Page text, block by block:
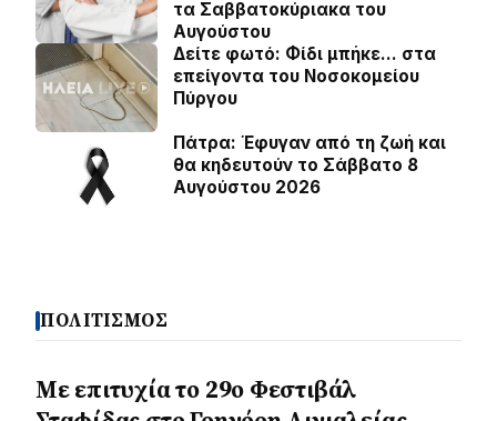
τα Σαββατοκύριακα του
Αυγούστου
Δείτε φωτό: Φίδι μπήκε… στα
επείγοντα του Νοσοκομείου
Πύργου
Πάτρα: Έφυγαν από τη ζωή και
θα κηδευτούν το Σάββατο 8
Αυγούστου 2026
ΠΟΛΙΤΙΣΜΟΣ
Με επιτυχία το 29ο Φεστιβάλ